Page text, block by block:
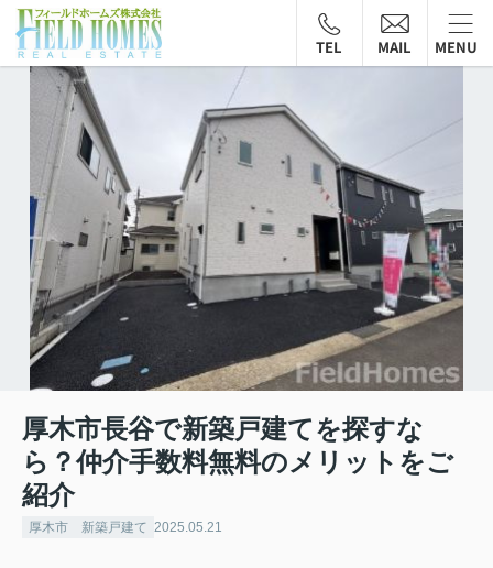
TEL MAIL MENU
厚木市長谷で新築戸建てを探すな
ら？仲介手数料無料のメリットをご
紹介
厚木市 新築戸建て 2025.05.21